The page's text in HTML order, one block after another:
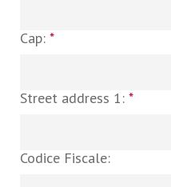
Cap: *
Street address 1: *
Codice Fiscale: